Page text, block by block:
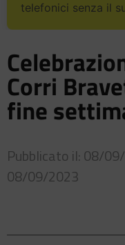
telefonici senza il
Corri
fine
Pubblicato il: 08/
08/09/2023